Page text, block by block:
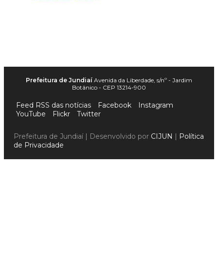
Prefeitura de Jundiaí Avenida da Liberdade, s/nº - Jardim
Botânico - CEP 13214-900
Feed RSS das notícias Facebook
Instagram
YouTube
Flickr Twitter
Prefeitura de Jundiaí | Desenvolvido por CIJUN
Política
de Privacidade